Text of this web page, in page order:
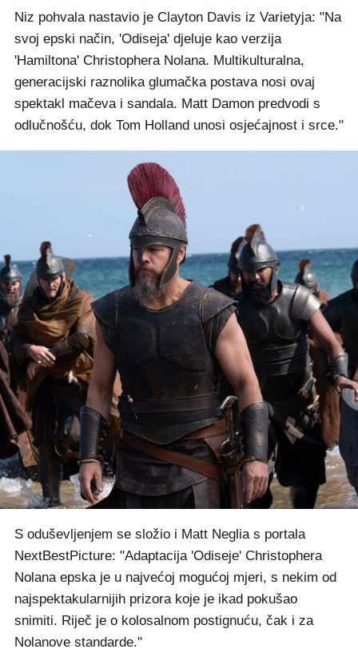
Niz pohvala nastavio je Clayton Davis iz Varietyja: "Na
svoj epski način, 'Odiseja' djeluje kao verzija
'Hamiltona' Christophera Nolana. Multikulturalna,
generacijski raznolika glumačka postava nosi ovaj
spektakl mačeva i sandala. Matt Damon predvodi s
odlučnošću, dok Tom Holland unosi osjećajnost i srce."
S oduševljenjem se složio i Matt Neglia s portala
NextBestPicture: "Adaptacija 'Odiseje' Christophera
Nolana epska je u najvećoj mogućoj mjeri, s nekim od
najspektakularnijih prizora koje je ikad pokušao
snimiti. Riječ je o kolosalnom postignuću, čak i za
Nolanove standarde."